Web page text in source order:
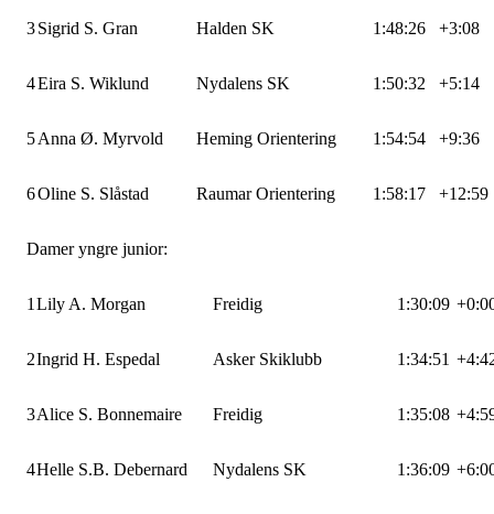
3Sigrid S. Gran Halden SK 1:48:26 +3:08
4Eira S. Wiklund Nydalens SK 1:50:32 +5:14
5Anna Ø. Myrvold Heming Orientering 1:54:54 +9:36
6Oline S. Slåstad Raumar Orientering 1:58:17 +12:59
Damer yngre junior:
1 Lily A. Morgan Freidig 1:30:09
2Ingrid H. Espedal Asker Skiklubb 1:34:51
3Alice S. Bonnemaire Freidig 1:35:08
4Helle S.B. Debernard Nydalens SK 1:36:09